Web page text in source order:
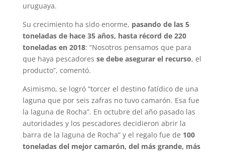
uruguaya.
Su crecimiento ha sido enorme, pasando de las 5
toneladas de hace 35 años, hasta récord de 220
toneladas en 2018: “Nosotros pensamos que para
que haya pescadores se debe asegurar el recurso, el
producto”, comentó.
Asimismo, se logró “torcer el destino fatídico de una
laguna que por seis zafras no tuvo camarón. Esa fue
la laguna de Rocha”. En octubre del año pasado las
autoridades y los pescadores decidieron abrir la
barra de la laguna de Rocha” y el regalo fue de 100
toneladas del mejor camarón, del más grande, más